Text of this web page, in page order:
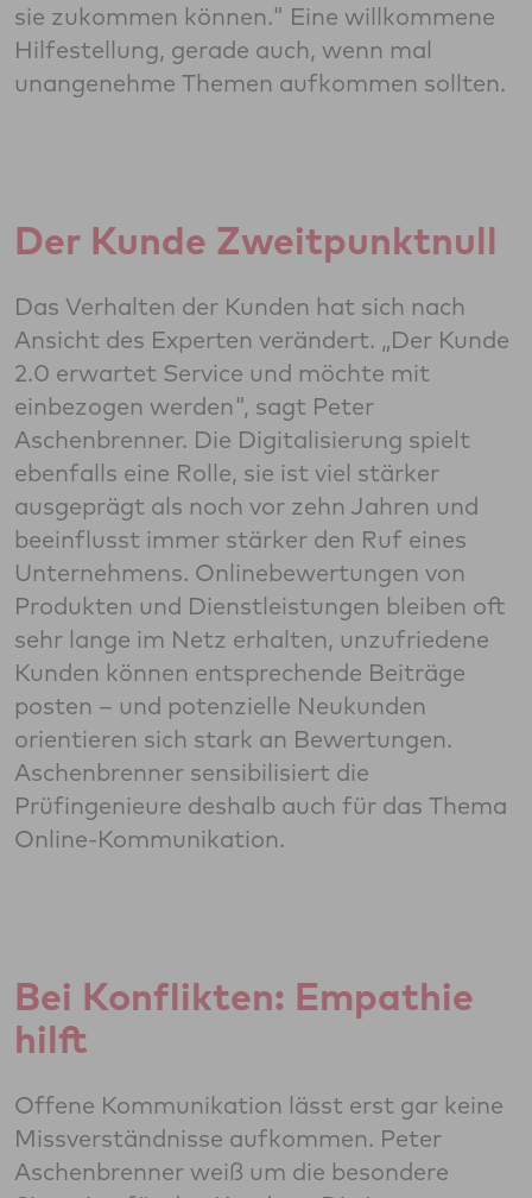
sie zukommen können." Eine willkommene
Hilfestellung, gerade auch, wenn mal
unangenehme Themen aufkommen sollten.
Der Kunde Zweitpunktnull
Das Verhalten der Kunden hat sich nach
Ansicht des Experten verändert. „Der Kunde
2.0 erwartet Service und möchte mit
einbezogen werden", sagt Peter
Aschenbrenner. Die Digitalisierung spielt
ebenfalls eine Rolle, sie ist viel stärker
ausgeprägt als noch vor zehn Jahren und
beeinflusst immer stärker den Ruf eines
Unternehmens. Onlinebewertungen von
Produkten und Dienstleistungen bleiben oft
sehr lange im Netz erhalten, unzufriedene
Kunden können entsprechende Beiträge
posten – und potenzielle Neukunden
orientieren sich stark an Bewertungen.
Aschenbrenner sensibilisiert die
Prüfingenieure deshalb auch für das Thema
Online-Kommunikation.
Bei Konflikten: Empathie
hilft
Offene Kommunikation lässt erst gar keine
Missverständnisse aufkommen. Peter
Aschenbrenner weiß um die besondere